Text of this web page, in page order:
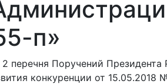
п»
перечня Поручений
конкуренции от